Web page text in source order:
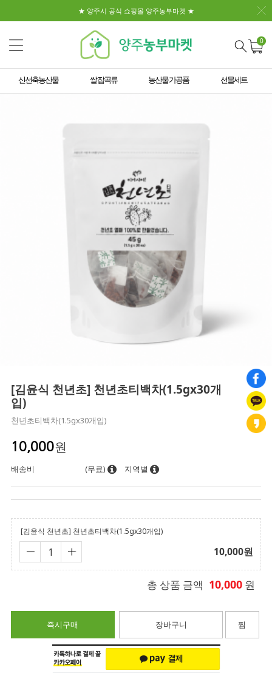
★ 양주시 공식 쇼핑몰 양주농부마켓 ★
0
신선축농산물 쌀 잡곡류 농산물 가공품 선물세트
[김윤식 천년초] 천년초티백차(1.5gx30개
입)
천년초티백차(1.5gx30개입)
10,000원
배송비 (무료) 지역별
[김윤식 천년초] 천년초티백차(1.5gx30개입)
10,000원
총 상품 금액 10,000 원
즉시구매 장바구니 찜